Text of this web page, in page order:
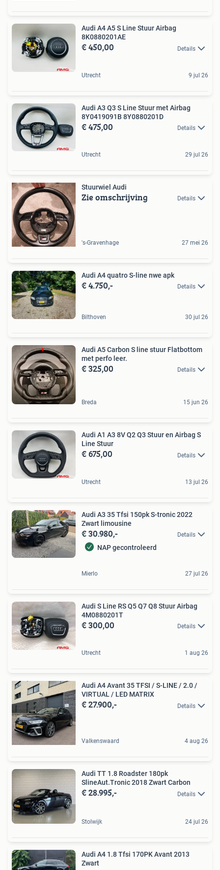
Audi A4 A5 S Line Stuur Airbag
8K0880201AE
€ 450,00 Details
Utrecht 9 jul 26
Audi A3 Q3 S Line Stuur met Airbag
8Y0419091B 8Y0880201D
€ 475,00 Details
Utrecht 29 jul 26
Stuurwiel Audi
Zie omschrijving Details
's-Gravenhage 27 mei 26
Audi A4 quatro S-line nwe apk
€ 4.750,- Details
Bilthoven 30 jul 26
Audi A5 Carbon S line stuur Flatbottom
met perfo leer.
€ 325,00 Details
Breda 15 jun 26
Audi A1 A3 8V Q2 Q3 Stuur en Airbag S
Line Stuur
€ 675,00 Details
Utrecht 13 jul 26
Audi A3 35 Tfsi 150pk S-tronic 2022
Zwart limousine
€ 30.980,- Details
NAP gecontroleerd
Mierlo 27 jul 26
Audi S Line RS Q5 Q7 Q8 Stuur Airbag
4M0880201T
€ 300,00 Details
Utrecht 1 aug 26
Audi A4 Avant 35 TFSI / S-LINE / 2.0 /
VIRTUAL / LED MATRIX
€ 27.900,- Details
Valkenswaard 4 aug 26
Audi TT 1.8 Roadster 180pk
SlineAut.Tronic 2018 Zwart Carbon
€ 28.995,- Details
Stolwijk 24 jul 26
Audi A4 1.8 Tfsi 170PK Avant 2013
Zwart